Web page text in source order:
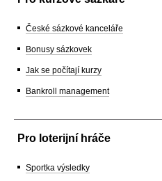
České sázkové kanceláře
Bonusy sázkovek
Jak se počítají kurzy
Bankroll management
Pro loterijní hráče
Sportka výsledky